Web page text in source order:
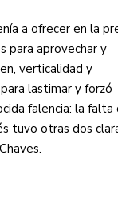
a ofrecer en la
para aprovechar y
verticalidad y
lastimar y forzó
falencia: la falta
tuvo otras dos